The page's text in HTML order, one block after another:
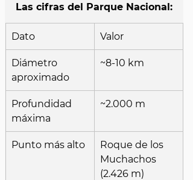
Las cifras del Parque Nacional:
Dato Valor
Diámetro
aproximado
~8-10 km
Profundidad
máxima
~2.000 m
Punto más alto
Roque de los
Muchachos
(2.426 m)